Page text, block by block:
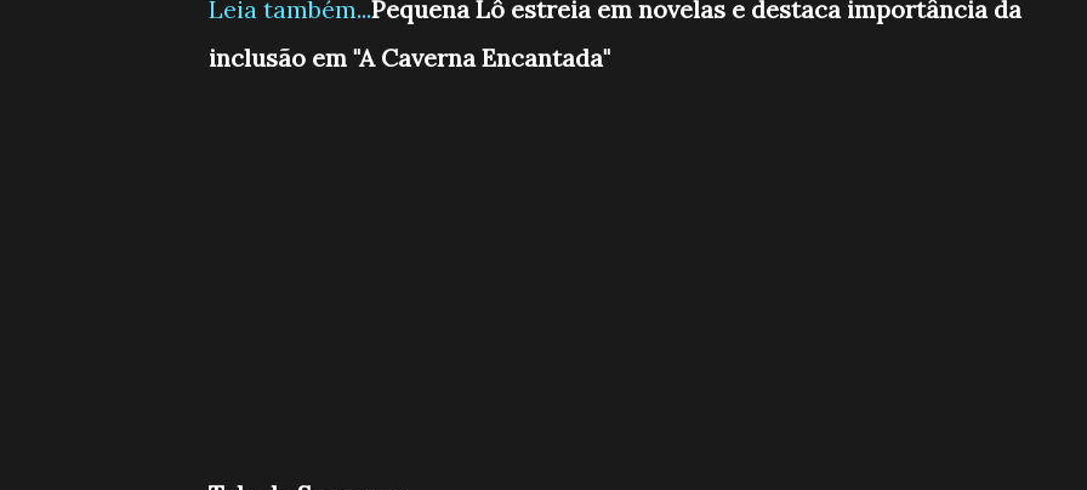
Leia também...Pequena Lô estreia em novelas e destaca importância da
inclusão em "A Caverna Encantada"